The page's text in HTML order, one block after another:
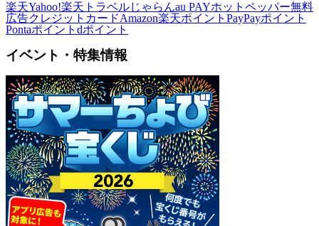
楽天Yahoo!楽天トラベルじゃらんau PAYホットペッパー無料
広告クレジットカードAmazon楽天ポイント PayPayポイント
Pontaポイント dポイント
イベント・特集情報